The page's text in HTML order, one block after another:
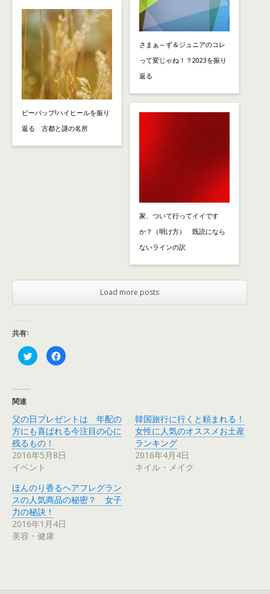
ビーバップ!ハイヒールを振り
返る 古都と謎の名所
さまぁ～ず＆ジュニアのコレ
って変じゃね！？2023を振り
返る
家、ついて行ってイイです
か？（明け方） 既読になら
ないラインの訳
Load more posts
共有:
ク
リ
t
t
e
r
で
共
有
(
し
い
ウ
ィ
ン
ド
ウ
で
開
F
a
共
有
す
る
は
ク
ク
し
て
く
さ
い
関連
父の日プレゼントは 年配の
方にも喜ばれる今注目の心に
残るもの！
2016年5月8日
イベント
韓国旅行に行くと頼まれる！
女性に人気のオススメお土産
ランキング
2016年4月4日
ネイル・メイク
ほんのり香るヘアフレグラン
スの人気商品の秘密？ 女子
力の秘訣！
2016年1月4日
美容・健康